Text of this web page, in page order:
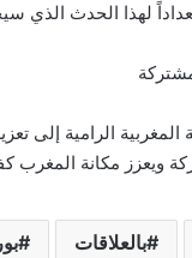
لهذا الحدث الذي
الرامية إلى
مكانة المغرب
بالعلاقات